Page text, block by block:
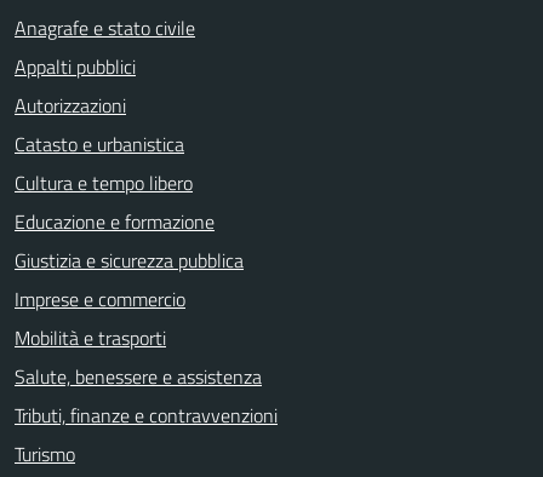
Anagrafe e stato civile
Appalti pubblici
Autorizzazioni
Catasto e urbanistica
Cultura e tempo libero
Educazione e formazione
Giustizia e sicurezza pubblica
Imprese e commercio
Mobilità e trasporti
Salute, benessere e assistenza
Tributi, finanze e contravvenzioni
Turismo